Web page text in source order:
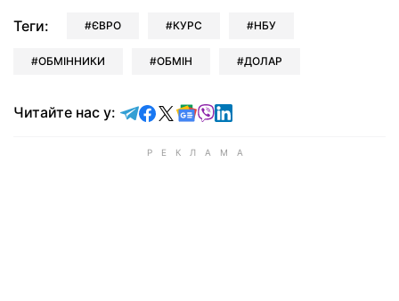
Теги: ЄВРО КУРС НБУ
ОБМІННИКИ ОБМІН ДОЛАР
Читайте нас у: Читайте у Telegram
Читайте у Facebook
Читайте у X
Читайте у Google news
Читайте у Viber
Читайте у LinkedIn